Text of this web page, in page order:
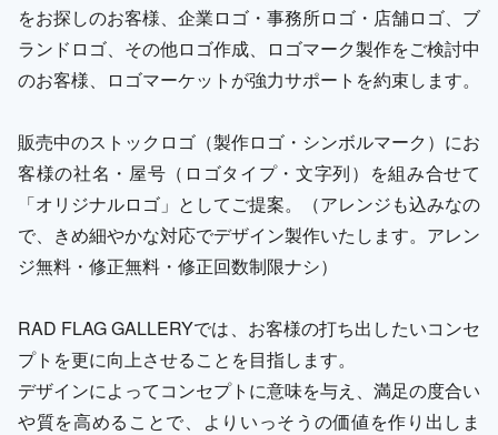
をお探しのお客様、企業ロゴ・事務所ロゴ・店舗ロゴ、ブ
ランドロゴ、その他ロゴ作成、ロゴマーク製作をご検討中
のお客様、ロゴマーケットが強力サポートを約束します。
販売中のストックロゴ（製作ロゴ・シンボルマーク）にお
客様の社名・屋号（ロゴタイプ・文字列）を組み合せて
「オリジナルロゴ」としてご提案。（アレンジも込みなの
で、きめ細やかな対応でデザイン製作いたします。アレン
ジ無料・修正無料・修正回数制限ナシ）
RAD FLAG GALLERYでは、お客様の打ち出したいコンセ
プトを更に向上させることを目指します。
デザインによってコンセプトに意味を与え、満足の度合い
や質を高めることで、よりいっそうの価値を作り出しま